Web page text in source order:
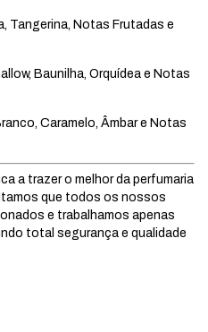
Tangerina, Notas Frutadas e
Baunilha, Orquídea e Notas
Caramelo, Âmbar e Notas
a trazer o melhor da perfumaria
que todos os nossos
e trabalhamos apenas
total segurança e qualidade